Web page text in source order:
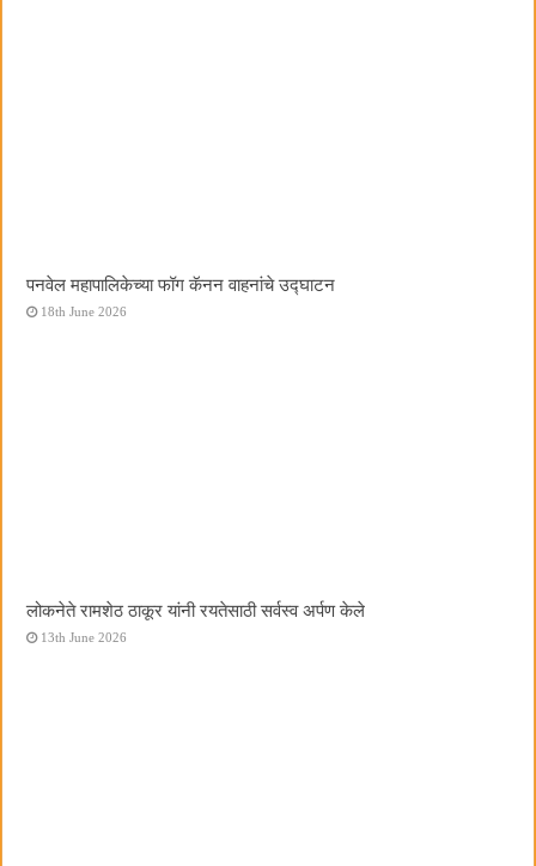
पनवेल महापालिकेच्या फॉग कॅनन वाहनांचे उद्घाटन
18th June 2026
लोकनेते रामशेठ ठाकूर यांनी रयतेसाठी सर्वस्व अर्पण केले
13th June 2026